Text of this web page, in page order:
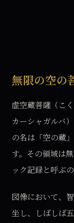
無限の空の
虚空蔵菩薩（こ
カーシャガルバ
の名は「空の蔵
す。その領域は
ック記録と呼ぶ
図像において、
坐し、しばしば